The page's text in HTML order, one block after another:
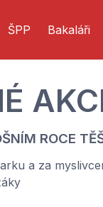
ŠPP Bakaláři
ROCE
a za